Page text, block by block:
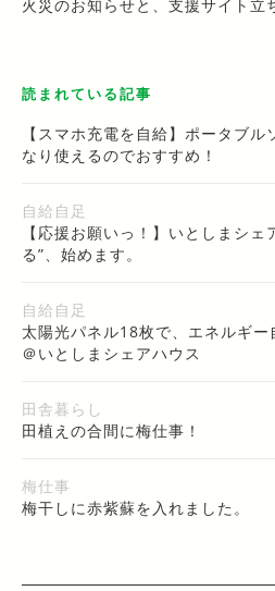
火災のお知らせと、支援サイト立
読まれている記事
【スマホ充電を自給】ポータブ
なり使えるのでおすすめ！
自給自足
【応援お願いっ！】いとしまシェ
る”、始めます。
自給自足
太陽光パネル18枚で、エネルギー
＠いとしまシェアハウス
田舎暮らし
田植えの合間に梅仕事！
梅仕事
梅干しに赤紫蘇を入れました。